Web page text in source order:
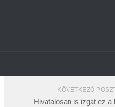
KÖVETKEZŐ
Hivatalosan is izgat ez a